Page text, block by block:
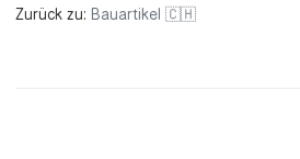
Zurück zu: Bauartikel 🇨🇭